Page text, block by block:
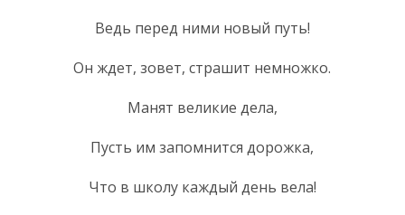
Ведь перед ними новый путь!
Он ждет, зовет, страшит немножко.
Манят великие дела,
Пусть им запомнится дорожка,
Что в школу каждый день вела!